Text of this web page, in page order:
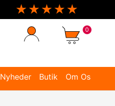
★★★★★
0
Nyheder Butik Om Os